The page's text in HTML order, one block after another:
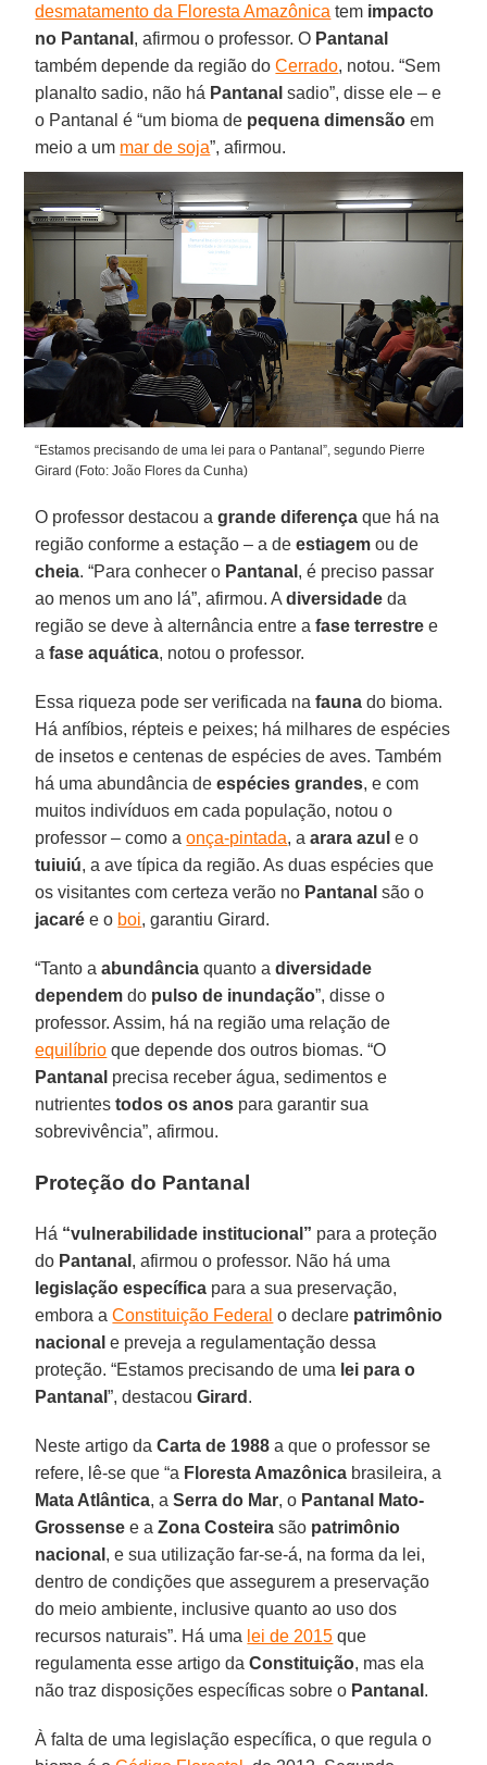
desmatamento da Floresta Amazônica tem impacto
no Pantanal , afirmou o professor. O Pantanal
também depende da região doCerrado, notou. “Sem
planalto sadio, não há Pantanal sadio”, disse ele – e
o Pantanal é “um bioma de pequena dimensão em
meio a um mar de soja”, afirmou.
“Estamos precisando de uma lei para o Pantanal”, segundo Pierre
Girard (Foto: João Flores da Cunha)
O professor destacou a grande diferença que há na
região conforme a estação – a deestiagem ou de
cheia. “Para conhecer o Pantanal , é preciso passar
ao menos um ano lá”, afirmou. Adiversidade da
região se deve à alternância entre afase terrestre e
afase aquática, notou o professor.
Essa riqueza pode ser verificada nafauna do bioma.
Há anfíbios, répteis e peixes; há milhares de espécies
de insetos e centenas de espécies de aves. Também
há uma abundância deespécies grandes, e com
muitos indivíduos em cada população, notou o
professor – como aonça-pintada, aarara azul e o
tuiuiú, a ave típica da região. As duas espécies que
os visitantes com certeza verão no Pantanal são o
jacaré e o boi, garantiu Girard.
“Tanto aabundância quanto adiversidade
dependem do pulso de inundação”, disse o
professor. Assim, há na região uma relação de
equilíbrio que depende dos outros biomas. “O
Pantanal precisa receber água, sedimentos e
nutrientestodos os anos para garantir sua
sobrevivência”, afirmou.
Proteção do Pantanal
Há “vulnerabilidade institucional” para a proteção
do Pantanal , afirmou o professor. Não há uma
legislação específica para a sua preservação,
embora aConstituição Federal o declare patrimônio
nacional e preveja a regulamentação dessa
proteção. “Estamos precisando de uma lei para o
Pantanal”, destacouGirard .
Neste artigo daCarta de 1988 a que o professor se
refere, lê-se que “a Floresta Amazônica brasileira, a
Mata Atlântica, a Serra do Mar, o Pantanal Mato-
Grossense e a Zona Costeira são patrimônio
nacional , e sua utilização far-se-á, na forma da lei,
dentro de condições que assegurem a preservação
do meio ambiente, inclusive quanto ao uso dos
recursos naturais”. Há uma lei de 2015 que
regulamenta esse artigo daConstituição, mas ela
não traz disposições específicas sobre o Pantanal .
À falta de uma legislação específica, o que regula o